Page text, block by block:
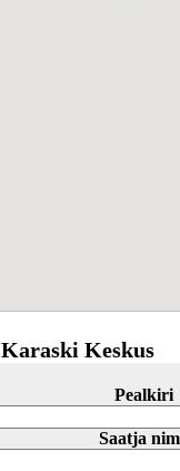
Karaski Keskus
Pealkiri
Saatja